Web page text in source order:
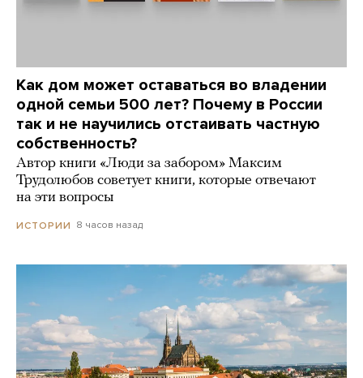
Как дом может оставаться во владении
одной семьи 500 лет? Почему в России
так и не научились отстаивать частную
собственность?
Автор книги «Люди за забором» Максим
Трудолюбов советует книги, которые отвечают
на эти вопросы
ИСТОРИИ 8 часов назад